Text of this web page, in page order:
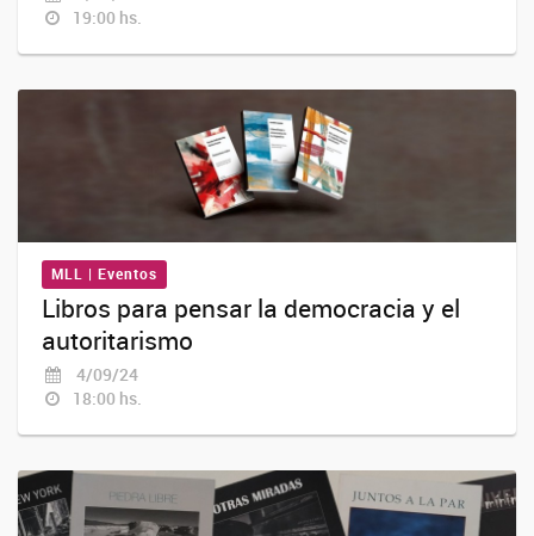
19:00 hs.
MLL | Eventos
Libros para pensar la democracia y el
autoritarismo
4/09/24
18:00 hs.